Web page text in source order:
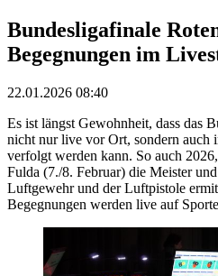
Bundesligafinale
Begegnungen im
22.01.2026 08:40
Es ist längst Gewohnheit, dass das
nicht nur live vor Ort, sondern auch
verfolgt werden kann. So auch
Fulda (7./8. Februar) die Meister
Luftgewehr und der Luftpistole
Begegnungen werden live auf